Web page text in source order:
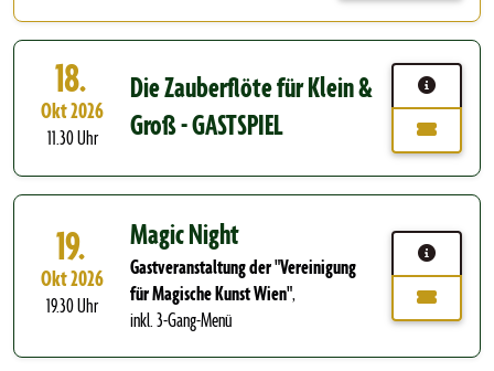
18.
Okt 2026
11.30 Uhr
Die Zauberflöte für Klein &
Groß - GASTSPIEL
19.
Okt 2026
19.30 Uhr
Magic Night
Gastveranstaltung der "Vereinigung
für Magische Kunst Wien",
inkl. 3-Gang-Menü